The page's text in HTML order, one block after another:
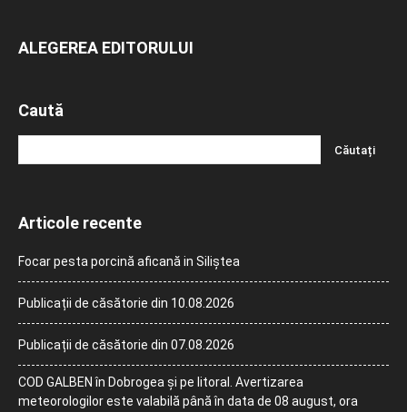
ALEGEREA EDITORULUI
Caută
Articole recente
Focar pesta porcină aficană in Siliștea
Publicații de căsătorie din 10.08.2026
Publicații de căsătorie din 07.08.2026
COD GALBEN în Dobrogea și pe litoral. Avertizarea
meteorologilor este valabilă până în data de 08 august, ora